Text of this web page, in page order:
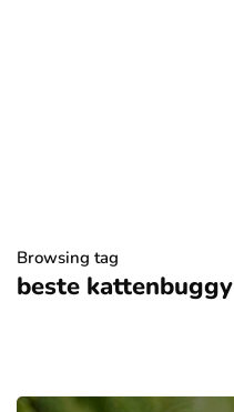
Browsing tag
beste kattenbuggy